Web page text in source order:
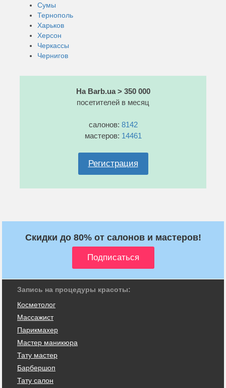
Сумы
Тернополь
Харьков
Херсон
Черкассы
Чернигов
На Barb.ua > 350 000
посетителей в месяц
салонов: 8142
мастеров: 14461
Регистрация
Скидки до 80% от салонов и мастеров!
Запись на процедуры красоты:
Косметолог
Массажист
Парикмахер
Мастер маникюра
Тату мастер
Барбершоп
Тату салон